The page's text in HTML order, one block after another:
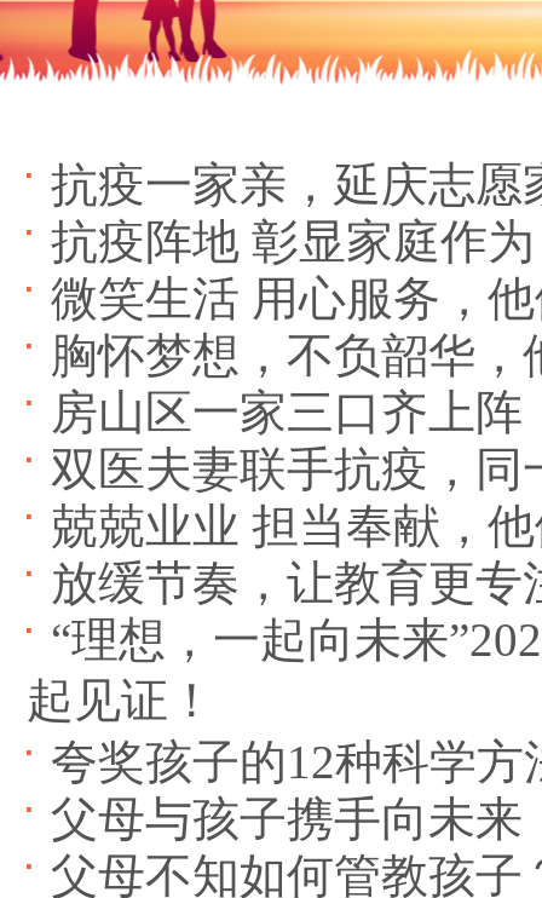
抗疫一家亲，延庆志愿
抗疫阵地 彰显家庭作为
微笑生活 用心服务，
胸怀梦想，不负韶华
房山区一家三口齐上
双医夫妻联手抗疫，同
兢兢业业 担当奉献，
放缓节奏，让教育更专
“理想，一起向未来
起见证！
夸奖孩子的12种科学
父母与孩子携手向未来
父母不知如何管教孩子